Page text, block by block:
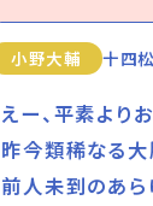
小野大輔 十四
えー、平素より
昨今類稀なる大
前人未到のあら